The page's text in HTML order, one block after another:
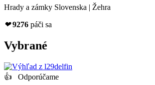
Hrady a zámky Slovenska | Žehra
❤ 9276 páči sa
Vybrané
👍 Odporúčame